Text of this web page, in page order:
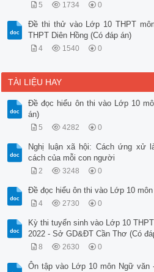
5 1734 0
Đề thi thử vào Lớp 10 THPT
THPT Diên Hồng (Có đáp án)
4 1540 0
TÀI LIỆU HAY
Đề đọc hiểu ôn thi vào Lớp 10
án)
5 4282 0
Nghị luận xã hội: Cách ứng xử
cách của mỗi con người
2 3248 0
Đề đọc hiểu ôn thi vào Lớp 10
4 2730 0
Kỳ thi tuyển sinh vào Lớp 10
2022 - Sở GD&ĐT Cần Thơ (Có
8 2630 0
Ôn tập vào Lớp 10 môn Ngữ văn